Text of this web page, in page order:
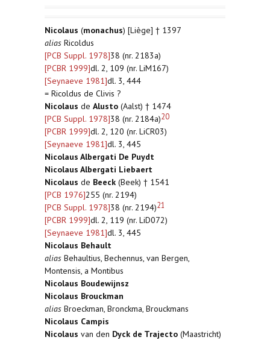
Nicolaus (monachus) [Liège] † 1397
alias Ricoldus
[PCB Suppl. 1978]38 (nr. 2183a)
[PCBR 1999]dl. 2, 109 (nr. LiM167)
[Seynaeve 1981]dl. 3, 444
= Ricoldus de Clivis ?
Nicolaus de Alusto (Aalst) † 1474
[PCB Suppl. 1978]38 (nr. 2184a)20
[PCBR 1999]dl. 2, 120 (nr. LiCR03)
[Seynaeve 1981]dl. 3, 445
Nicolaus Albergati De Puydt
Nicolaus Albergati Liebaert
Nicolaus de Beeck (Beek) † 1541
[PCB 1976]255 (nr. 2194)
[PCB Suppl. 1978]38 (nr. 2194)21
[PCBR 1999]dl. 2, 119 (nr. LiD072)
[Seynaeve 1981]dl. 3, 445
Nicolaus Behault
alias Behaultius, Bechennus, van Bergen,
Montensis, a Montibus
Nicolaus Boudewijnsz
Nicolaus Brouckman
alias Broeckman, Bronckma, Brouckmans
Nicolaus Campis
Nicolaus van den Dyck de Trajecto (Maastricht)